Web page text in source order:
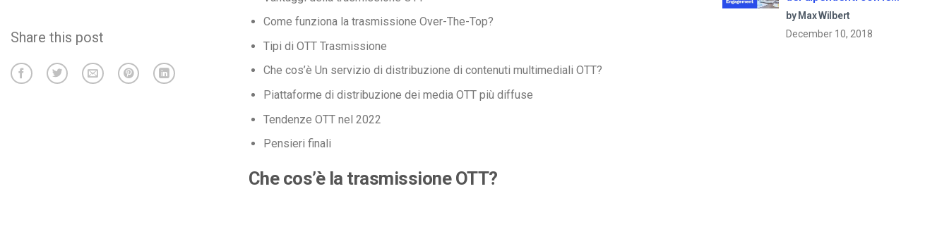
Share this post
Come funziona la trasmissione Over-The-Top?
Tipi di OTT Trasmissione
Che cos’è Un servizio di distribuzione di contenuti multimediali OTT?
Piattaforme di distribuzione dei media OTT più diffuse
Tendenze OTT nel 2022
Pensieri finali
Che cos’è la trasmissione OTT?
comunicazioni aziendali in
live streaming
by Max Wilbert
December 10, 2018